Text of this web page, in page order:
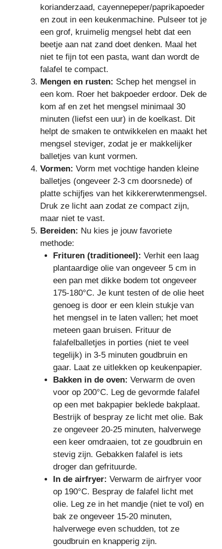
korianderzaad, cayennepeper/paprikapoeder
en zout in een keukenmachine. Pulseer tot je
een grof, kruimelig mengsel hebt dat een
beetje aan nat zand doet denken. Maal het
niet te fijn tot een pasta, want dan wordt de
falafel te compact.
Mengen en rusten: Schep het mengsel in
een kom. Roer het bakpoeder erdoor. Dek de
kom af en zet het mengsel minimaal 30
minuten (liefst een uur) in de koelkast. Dit
helpt de smaken te ontwikkelen en maakt het
mengsel steviger, zodat je er makkelijker
balletjes van kunt vormen.
Vormen: Vorm met vochtige handen kleine
balletjes (ongeveer 2-3 cm doorsnede) of
platte schijfjes van het kikkererwtenmengsel.
Druk ze licht aan zodat ze compact zijn,
maar niet te vast.
Bereiden: Nu kies je jouw favoriete
methode:
Frituren (traditioneel): Verhit een laag
plantaardige olie van ongeveer 5 cm in
een pan met dikke bodem tot ongeveer
175-180°C. Je kunt testen of de olie heet
genoeg is door er een klein stukje van
het mengsel in te laten vallen; het moet
meteen gaan bruisen. Frituur de
falafelballetjes in porties (niet te veel
tegelijk) in 3-5 minuten goudbruin en
gaar. Laat ze uitlekken op keukenpapier.
Bakken in de oven: Verwarm de oven
voor op 200°C. Leg de gevormde falafel
op een met bakpapier beklede bakplaat.
Bestrijk of bespray ze licht met olie. Bak
ze ongeveer 20-25 minuten, halverwege
een keer omdraaien, tot ze goudbruin en
stevig zijn. Gebakken falafel is iets
droger dan gefrituurde.
In de airfryer: Verwarm de airfryer voor
op 190°C. Bespray de falafel licht met
olie. Leg ze in het mandje (niet te vol) en
bak ze ongeveer 15-20 minuten,
halverwege even schudden, tot ze
goudbruin en knapperig zijn.